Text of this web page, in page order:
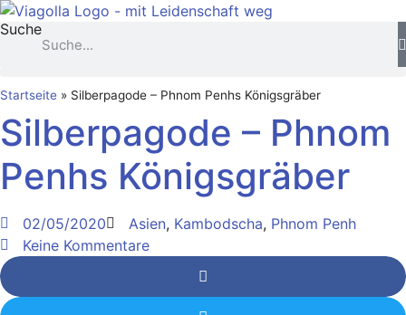
Zum
Inhalt
springen
Suche
Startseite » Silberpagode – Phnom Penhs Königsgräber
Silberpagode – Phnom
Penhs Königsgräber
02/05/2020 Asien, Kambodscha, Phnom Penh
Keine Kommentare